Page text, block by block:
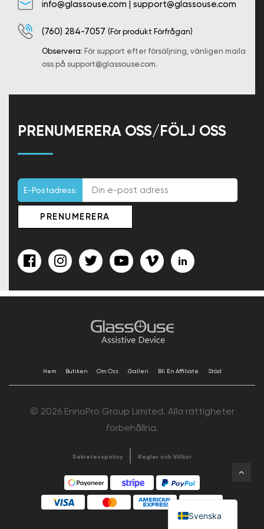
info@glassouse.com | support@glassouse.com
(760) 284-7057 (För produkt Förfrågan)
Observera: För support efter försäljning, vänligen maila
oss på support@glassouse.com.
PRENUMERERA OSS/FÖLJ OSS
E-Postadress:
Hem Butiken Om Oss Galleri Bli En Affiliate Stöd
© 2026 EnnoPro Group Limited. Alla rättigheter
förbehållna.
Sekretesspolicy Regler och Villkor
Svenska